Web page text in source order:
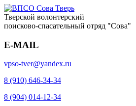
Тверской волонтерский
поисково-спасательный отряд "Сова"
E-MAIL
vpso-tver@yandex.ru
8 (910) 646-34-34
8 (904) 014-12-34